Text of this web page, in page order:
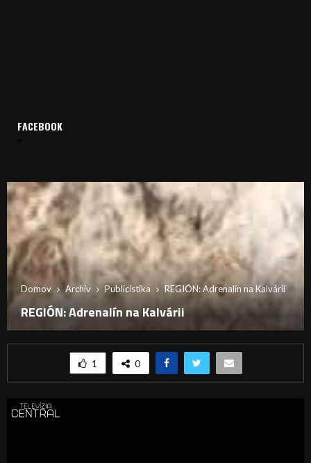
Domov Archív Publicistika REGIÓN: Adrenalín na Kalvárii
REGIÓN: Adrenalín na Kalvárii
1 0
FACEBOOK